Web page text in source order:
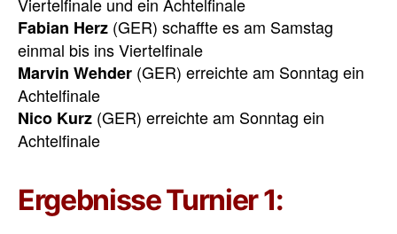
Fabian Herz (GER) schaffte es am Samstag
einmal bis ins Viertelfinale
Marvin Wehder (GER) erreichte am Sonntag ein
Achtelfinale
Nico Kurz (GER) erreichte am Sonntag ein
Achtelfinale
Ergebnisse Turnier 1: